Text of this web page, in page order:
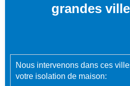
grandes
Nous intervenons dans ces
votre isolation de maison: